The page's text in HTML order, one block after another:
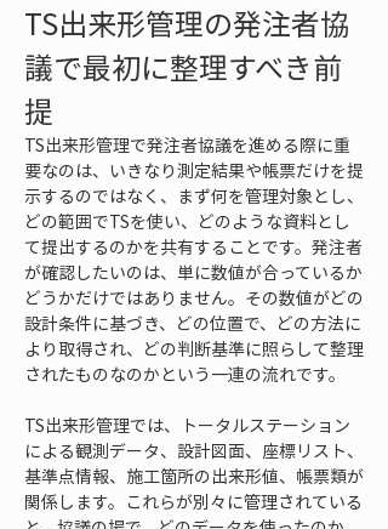
TS出来形管理の発注者協
議で最初に整理すべき前
提
TS出来形管理で発注者協議を進める際に重
要なのは、いきなり測定結果や帳票だけを提
示するのではなく、まず何を管理対象とし、
どの範囲でTSを使い、どのような資料とし
て提出するのかを共有することです。発注者
が確認したいのは、単に数値が合っているか
どうかだけではありません。その数値がどの
設計条件に基づき、どの位置で、どの方法に
より取得され、どの判断基準に照らして整理
されたものなのかという一連の流れです。
TS出来形管理では、トータルステーション
による観測データ、設計図面、座標リスト、
基準点情報、施工箇所の出来形値、帳票類が
関係します。これらが別々に管理されている